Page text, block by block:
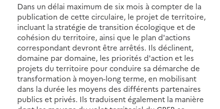
Dans un délai maximum de six mois à compter de la
publication de cette circulaire, le projet de territoire,
incluant la stratégie de transition écologique et de
cohésion du territoire, ainsi que le plan d'actions
correspondant devront être arrêtés. Ils déclinent,
domaine par domaine, les priorités d'action et les
projets du territoire pour conduire sa démarche de
transformation à moyen-long terme, en mobilisant
dans la durée les moyens des différents partenaires
publics et privés. Ils traduisent également la manière